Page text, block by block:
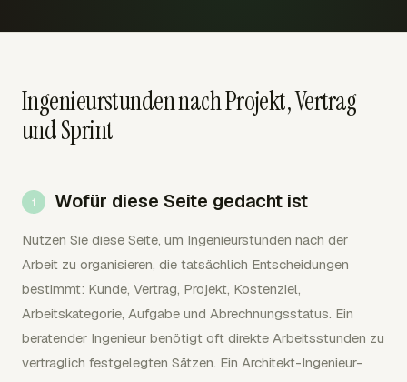
Ingenieurstunden nach Projekt, Vertrag
und Sprint
Wofür diese Seite gedacht ist
Nutzen Sie diese Seite, um Ingenieurstunden nach der
Arbeit zu organisieren, die tatsächlich Entscheidungen
bestimmt: Kunde, Vertrag, Projekt, Kostenziel,
Arbeitskategorie, Aufgabe und Abrechnungsstatus. Ein
beratender Ingenieur benötigt oft direkte Arbeitsstunden zu
vertraglich festgelegten Sätzen. Ein Architekt-Ingenieur-